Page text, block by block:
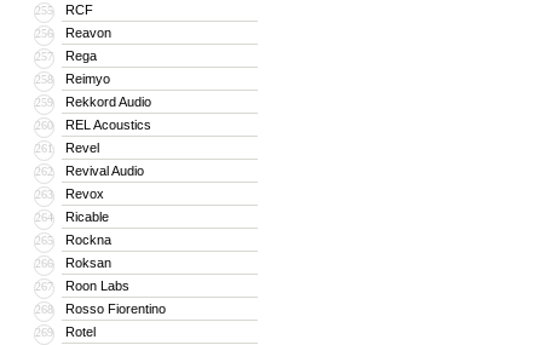
255 RCF
256 Reavon
257 Rega
258 Reimyo
259 Rekkord Audio
260 REL Acoustics
261 Revel
262 Revival Audio
263 Revox
264 Ricable
265 Rockna
266 Roksan
267 Roon Labs
268 Rosso Fiorentino
269 Rotel